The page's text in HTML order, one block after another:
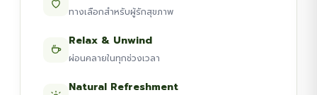
ทางเลือกสำหรับผู้รักสุขภาพ
Relax & Unwind
ผ่อนคลายในทุกช่วงเวลา
Natural Refreshment